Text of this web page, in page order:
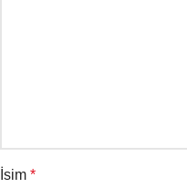
İsim *